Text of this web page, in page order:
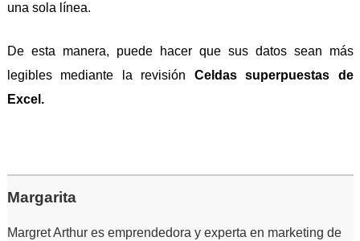
una sola línea.
De esta manera, puede hacer que sus datos sean más
legibles mediante la revisión Celdas superpuestas de
Excel.
Margarita
Margret Arthur es emprendedora y experta en marketing de